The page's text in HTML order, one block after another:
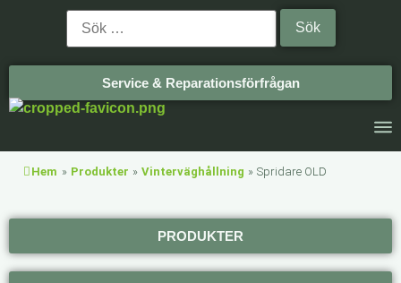
Service & Reparationsförfrågan
Hem » Produkter » Vinterväghållning » Spridare OLD
PRODUKTER